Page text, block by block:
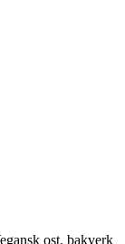
ost, bakverk